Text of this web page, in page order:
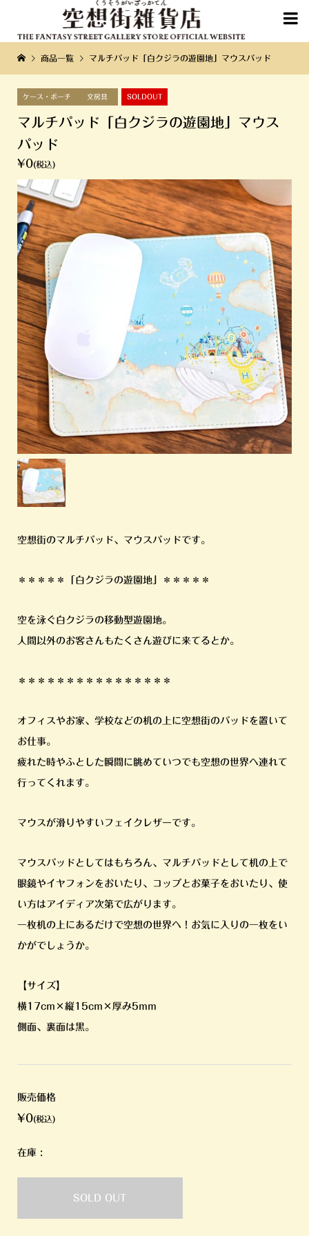

商品一覧 マルチパッド「白クジラの遊園地」マウスパッド
ケース・ポーチ 文房具 SOLDOUT
マルチパッド「白クジラの遊園地」マウス
パッド
¥0(税込)
空想街のマルチパッド、マウスパッドです。
＊＊＊＊＊「白クジラの遊園地」＊＊＊＊＊
空を泳ぐ白クジラの移動型遊園地。
人間以外のお客さんもたくさん遊びに来てるとか。
＊＊＊＊＊＊＊＊＊＊＊＊＊＊＊＊
オフィスやお家、学校などの机の上に空想街のパッドを置いて
お仕事。
疲れた時やふとした瞬間に眺めていつでも空想の世界へ連れて
行ってくれます。
マウスが滑りやすいフェイクレザーです。
マウスパッドとしてはもちろん、マルチパッドとして机の上で
眼鏡やイヤフォンをおいたり、コップとお菓子をおいたり、使
い方はアイディア次第で広がります。
一枚机の上にあるだけで空想の世界へ！お気に入りの一枚をい
かがでしょうか。
【サイズ】
横17cm×縦15cm×厚み5mm
側面、裏面は黒。
販売価格
¥0(税込)
在庫 :
SOLD OUT